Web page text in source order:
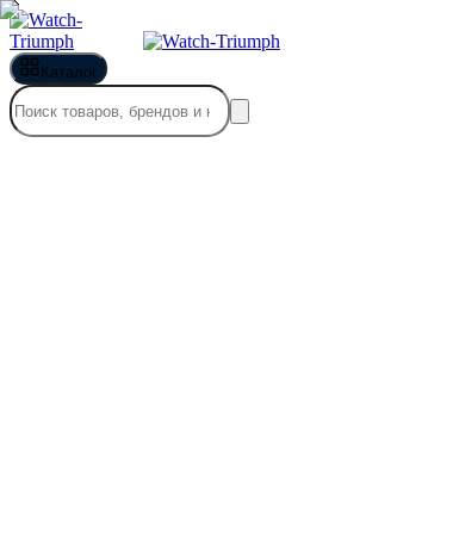
Каталог